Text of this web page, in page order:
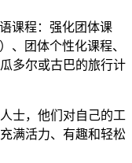
课程：强化团体课
、团体个性化课程、
多尔或古巴的旅行计
士，他们对自己的工
满活力、有趣和轻松